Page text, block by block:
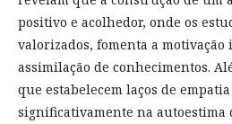
positivo e acolhedor, onde os
valorizados, fomenta a
assimilação de conhecimentos.
que estabelecem laços de
significativamente na autoestima